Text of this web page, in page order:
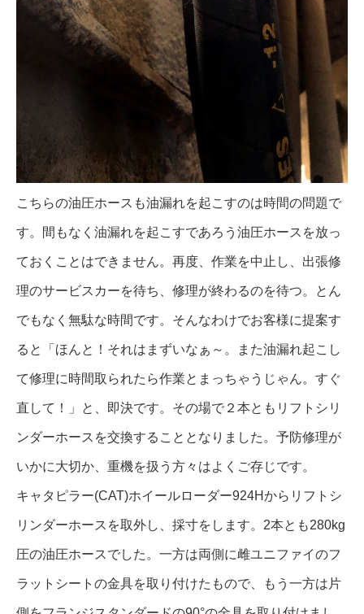
こちらの油圧ホースも油漏れを起こすのは時間の問題で
す。間もなく油漏れを起こすであろう油圧ホースを放っ
ておくことはできません。再度、作業を中止し、出張修
理のサービスカーを待ち、修理が終わるのを待つ。とん
でもなく無駄な時間です。そんなわけでお客様に提案す
ると「ほんと！それはまずいなぁ～。また油漏れ起こし
て修理に時間取られたら作業とまっちゃうじゃん。すぐ
直して！」と、即決です。その場で２本ともリフトシリ
ンダーホースを交換することとなりました。予防修理が
いかに大切か、重機を扱う方々はよくご存じです。
キャタピラー(CAT)ホイールローダー924Hからリフトシ
リンダーホースを取外し、採寸をします。2本とも280kg
圧の油圧ホースでした。一方は両側に雌ユニファイのフ
ラットシートの金具を取り付けたもので、もう一方は片